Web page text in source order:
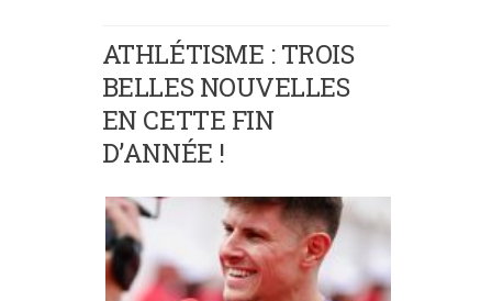
ATHLÉTISME : TROIS
BELLES NOUVELLES
EN CETTE FIN
D’ANNÉE !